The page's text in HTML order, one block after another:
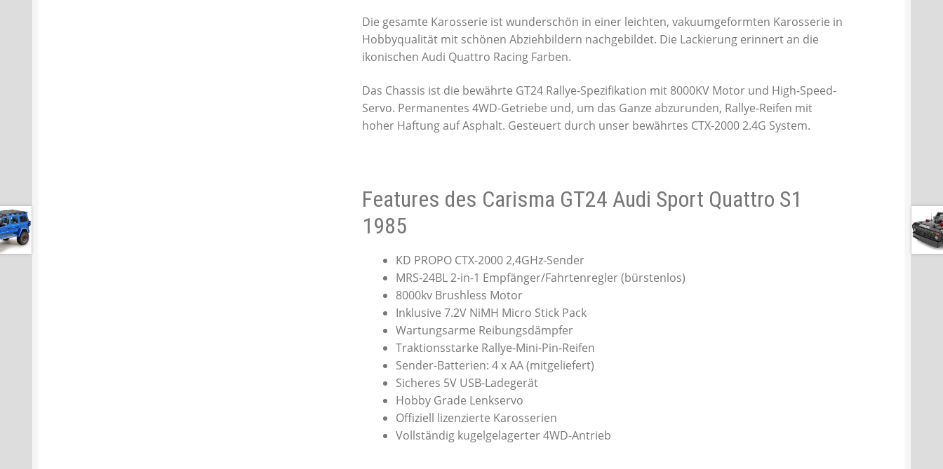
Die gesamte Karosserie ist wunderschön in einer leichten, vakuumgeformten Karosserie in
Hobbyqualität mit schönen Abziehbildern nachgebildet. Die Lackierung erinnert an die
ikonischen Audi Quattro Racing Farben.
Das Chassis ist die bewährte GT24 Rallye-Spezifikation mit 8000KV Motor und High-Speed-
Servo. Permanentes 4WD-Getriebe und, um das Ganze abzurunden, Rallye-Reifen mit
hoher Haftung auf Asphalt. Gesteuert durch unser bewährtes CTX-2000 2.4G System.
Features des Carisma GT24 Audi Sport Quattro S1
1985
KD PROPO CTX-2000 2,4GHz-Sender
MRS-24BL 2-in-1 Empfänger/Fahrtenregler (bürstenlos)
8000kv Brushless Motor
Inklusive 7.2V NiMH Micro Stick Pack
Wartungsarme Reibungsdämpfer
Traktionsstarke Rallye-Mini-Pin-Reifen
Sender-Batterien: 4 x AA (mitgeliefert)
Sicheres 5V USB-Ladegerät
Hobby Grade Lenkservo
Offiziell lizenzierte Karosserien
Vollständig kugelgelagerter 4WD-Antrieb